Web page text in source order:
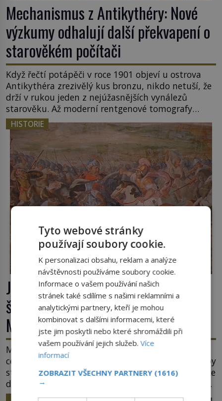
Mechanismus z Antikythéry: Nové
výzkumy odhalují další překvapení o
starověkém počítači
Když řečtí potápěči v roce 1901 objeví u ostrova
Antikythéra zrezivělý kus bronzu, nikdo netuší, že
drží v rukou jeden z nejúžasnějších vynálezů
starověku. Až moderní rentgenové tomografy
odhalí desítky ozubených kol ukrytých uvnitř.
Mechanismus z Antikythéry je dnes považován za
nejstarší známý analogový počítač na světě. Přesto
ani po více než sto letech výzkumu […]
HISTORIE
Jaroslav ze Šternberka: Neexistující
šlechtic, který z Moravy vyžene
Mongoly
Mongolové se tlačí do Evropy a hrozí, že ovládnou
celý svět. Ale naštěstí jim v samotném srdci Evropy
stojí v cestě malé, ale silné království, které dokáže
dobyvatelské hordy zastavit. Co nedokáže žádná
z asijských říší, co nedokážou Němci – to dokáže
HISTORIE
Tyto webové stránky
používají soubory cookie.
K personalizaci obsahu, reklam a analýze
návštěvnosti používáme soubory cookie.
Informace o vašem používání našich
stránek také sdílíme s našimi reklamními a
analytickými partnery, kteří je mohou
kombinovat s dalšími informacemi, které
jste jim poskytli nebo které shromáždili při
vašem používání jejich služeb.Více
informací
ZOBRAZIT VŠECHNY PARTNERY (1616)
→